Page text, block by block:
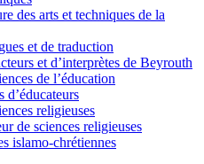
des arts et techniques de la
et de traduction
et d’interprètes de Beyrouth
de l’éducation
d’éducateurs
religieuses
de sciences religieuses
islamo-chrétiennes